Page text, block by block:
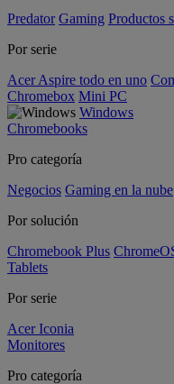
Predator Gaming Productos
Por serie
Acer Aspire todo en uno
Chromebox Mini PC
Windows
Chromebooks
Pro categoría
Negocios Gaming en la nube
Por solución
Chromebook Plus
Tablets
Por serie
Acer Iconia
Monitores
Pro categoría